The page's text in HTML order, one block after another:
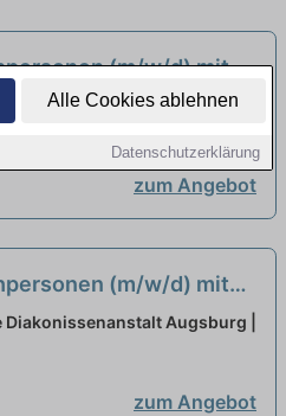
Alle Cookies ablehnen
Datenschutzerklärung
(m/w/d) mit
als Pflegefachkraft
und
neu
Augsburg |
zum Angebot
(m/w/d) mit
als Pflegefachkraft
und
Diakonissenanstalt Augsburg |
zum Angebot